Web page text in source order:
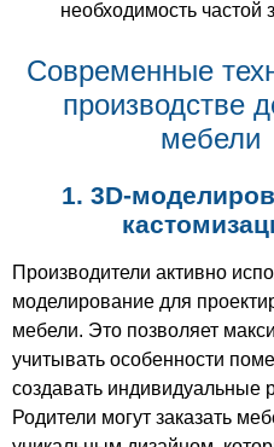
необходимость частой
Современные
производстве
мебели
1. 3D-
Производители активно
моделирование для
мебели. Это позволяет
учитывать особенности
создавать индивидуальные
Родители могут заказать